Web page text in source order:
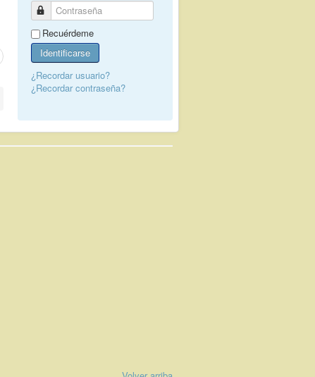
Contraseña
Recuérdeme
Identificarse
¿Recordar usuario?
¿Recordar contraseña?